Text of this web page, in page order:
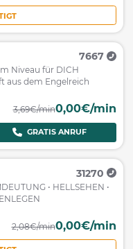
7667
Niveau für DICH
aus dem Engelreich
3,69€/min0,00€/min
GRATIS ANRUF
31270
• HELLSEHEN •
2,08€/min0,00€/min